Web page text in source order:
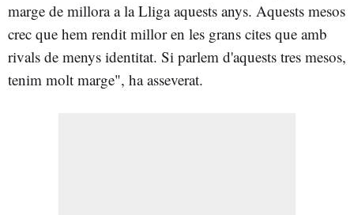
marge de millora a la Lliga aquests anys. Aquests mesos
crec que hem rendit millor en les grans cites que amb
rivals de menys identitat. Si parlem d'aquests tres mesos,
tenim molt marge", ha asseverat.